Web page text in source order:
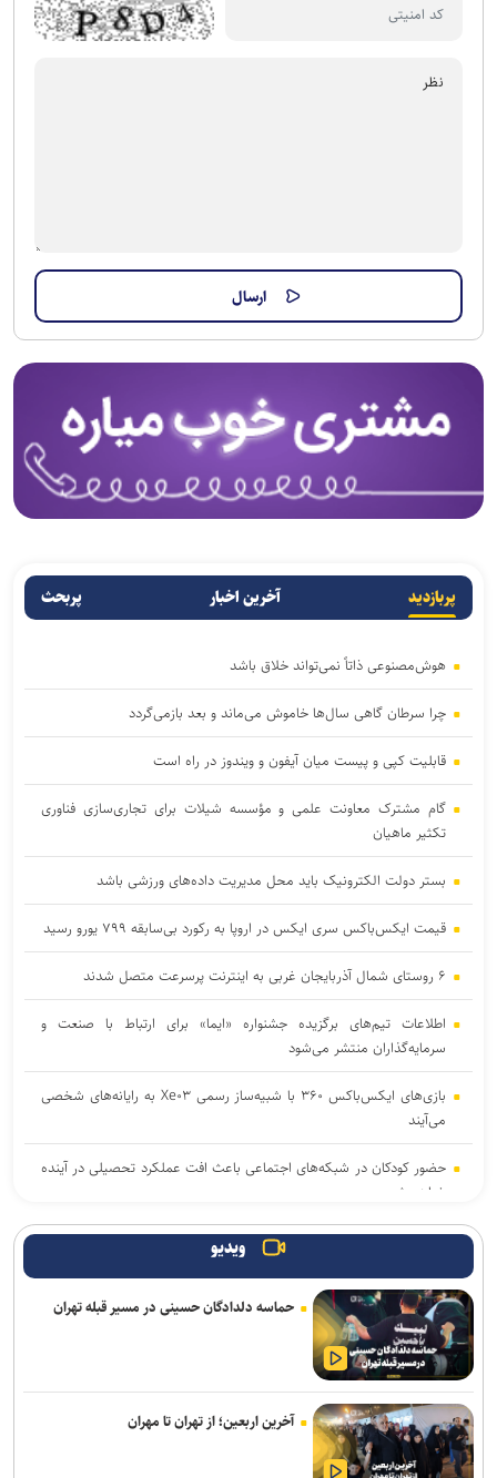
پربازدید آخرین اخبار پربحث
هوش‌مصنوعی ذاتاً نمی‌تواند خلاق باشد
چرا سرطان گاهی سال‌ها خاموش می‌ماند و بعد بازمی‌گردد
قابلیت کپی و پیست میان آیفون و ویندوز در راه است
گام مشترک معاونت علمی و مؤسسه شیلات برای تجاری‌سازی فناوری
تکثیر ماهیان
بستر دولت الکترونیک باید محل مدیریت داده‌‌های ورزشی باشد
قیمت ایکس‌باکس سری ایکس در اروپا به رکورد بی‌سابقه ۷۹۹ یورو رسید
۶ روستای شمال آذربایجان غربی به اینترنت پرسرعت متصل شدند
اطلاعات تیم‌های برگزیده جشنواره «ایما» برای ارتباط با صنعت و
سرمایه‌گذاران منتشر می‌شود
بازی‌های ایکس‌باکس ۳۶۰ با شبیه‌ساز رسمی Xe۰۳ به رایانه‌های شخصی
می‌آیند
حضور کودکان در شبکه‌های اجتماعی باعث افت عملکرد تحصیلی در آینده
خواهد شد
۳ بازی جدید گیم‌پس ایکس‌باکس با استقبال بی‌نظیر کاربران روبه‌رو
آتاری ۲۶۰۰ چطور بازی‌های ویدیویی را به پدیده‌ای جهانی تبدیل کرد
با مصرف زیاد پروتئین، بدن‌ خود را سریع‌تر پیر می‌کنید
نخستین هدفون گیره‌ای ناتینگ با قیمت زیر ۱۰۰ دلار معرفی شد
ویدیو
حماسه دلدادگان حسینی در مسیر قبله تهران
آخرین اربعین؛ از تهران تا مهران